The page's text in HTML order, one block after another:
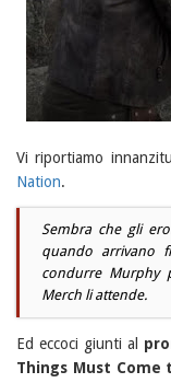
Vi riportiamo
Nation.
Sembra che gli
quando arrivano
condurre Murphy
Merch li attende.
Ed eccoci giunti al
Things Must Come